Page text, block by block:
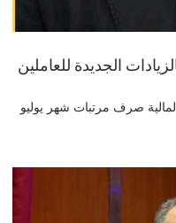
الجديدة للعاملين
صرف مرتبات شهر يوليو